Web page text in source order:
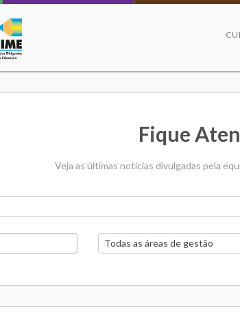
Fique
Veja as últimas notícias divulgadas pela
Todas as áreas de gestão